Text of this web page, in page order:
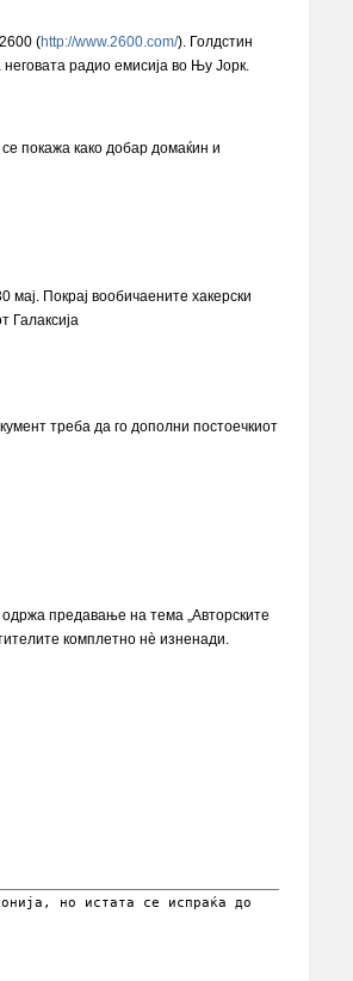
(http://www.2600.com/). Голдстин
радио емисија во Њу Јорк.
покажа како добар домаќин и
Покрај вообичаените хакерски
Галаксија
треба да го дополни постоечкиот
предавање на тема „Авторските
комплетно нѐ изненади.
но истата се испраќа до